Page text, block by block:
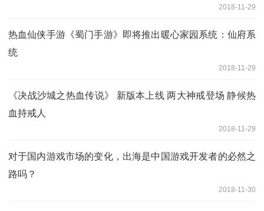
2018-11-29
热血仙侠手游《蜀门手游》即将推出暖心家园系统：仙府系
统
2018-11-29
《决战沙城之热血传说》 新版本上线 两大神戒登场 静候热
血持戒人
2018-11-29
对于国内游戏市场的变化，出海是中国游戏开发者的必然之
路吗？
2018-11-30